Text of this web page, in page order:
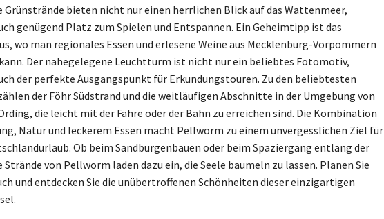
Grünstrände bieten nicht nur einen herrlichen Blick auf das Wattenmeer,
genügend Platz zum Spielen und Entspannen. Ein Geheimtipp ist das
wo man regionales Essen und erlesene Weine aus Mecklenburg-Vorpommern
Der nahegelegene Leuchtturm ist nicht nur ein beliebtes Fotomotiv,
der perfekte Ausgangspunkt für Erkundungstouren. Zu den beliebtesten
der Föhr Südstrand und die weitläufigen Abschnitte in der Umgebung von
die leicht mit der Fähre oder der Bahn zu erreichen sind. Die Kombination
Natur und leckerem Essen macht Pellworm zu einem unvergesslichen Ziel für
Ob beim Sandburgenbauen oder beim Spaziergang entlang der
Strände von Pellworm laden dazu ein, die Seele baumeln zu lassen. Planen Sie
und entdecken Sie die unübertroffenen Schönheiten dieser einzigartigen